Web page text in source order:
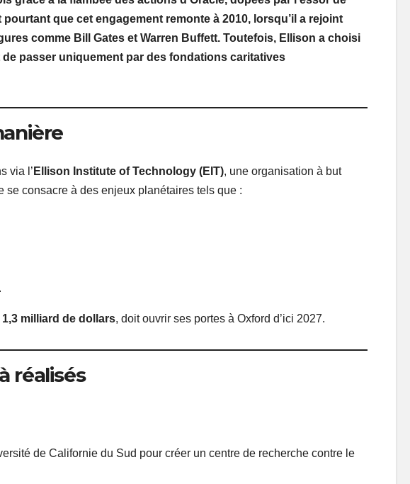
que cet engagement remonte à 2010, lorsqu’il a rejoint
comme Bill Gates et Warren Buffett. Toutefois, Ellison a choisi
passer uniquement par des fondations caritatives
via l’ Ellison Institute of Technology (EIT), une organisation à but
se consacre à des enjeux planétaires tels que :
1,3 milliard de dollars, doit ouvrir ses portes à Oxford d’ici 2027.
réalisés
de Californie du Sud pour créer un centre de recherche contre le